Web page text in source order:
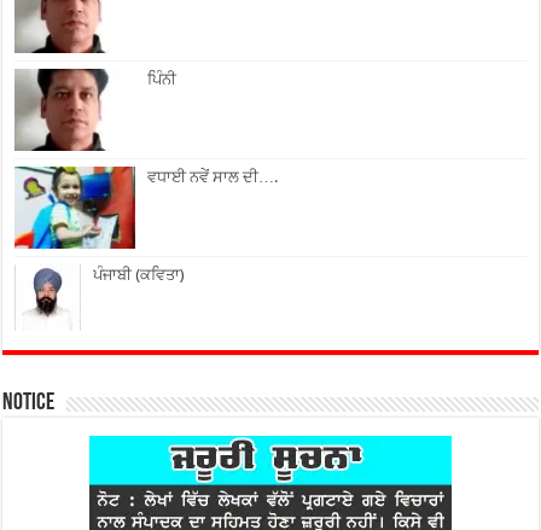
ਪਿੰਨੀ
ਵਧਾਈ ਨਵੇਂ ਸਾਲ ਦੀ….
ਪੰਜਾਬੀ (ਕਵਿਤਾ)
Notice